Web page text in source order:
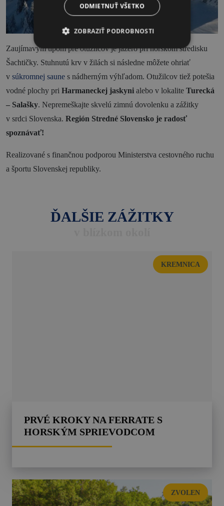
Zaujímavým tipom pre otužilcov je jazero pri horskom stredisku
Šachtičky. Stuhnutú krv v žilách si následne môžete ohriať
v súkromnej saune s nádherným výhľadom. Otužilcov tiež potešia
vodné plochy pri Harmaneckej jaskyni alebo v lokalite Turecká
– Salašky. Nepremeškajte skvelú zimnú dovolenku a zážitky
v srdci Slovenska. Región Stredné Slovensko je radosť
spoznávať!
Realizované s finančnou podporou Ministerstva cestovného ruchu
a športu Slovenskej republiky.
ĎALŠIE ZÁŽITKY
KREMNICA
PRVÉ KROKY NA FERRATE S
HORSKÝM SPRIEVODCOM
ZVOLEN
ODMIETNUŤ VŠETKO
ZOBRAZIŤ PODROBNOSTI